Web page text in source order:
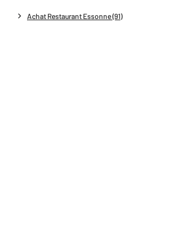
Achat Restaurant Essonne (91)